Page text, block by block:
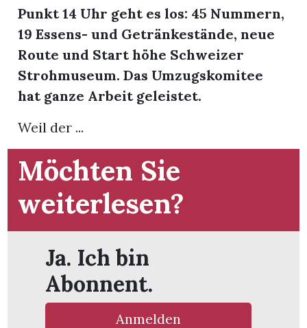
Punkt 14 Uhr geht es los: 45 Nummern,
19 Essens- und Getränkestände, neue
Route und Start höhe Schweizer
Strohmuseum. Das Umzugskomitee
hat ganze Arbeit geleistet.
Weil der ...
Möchten Sie
weiterlesen?
Ja. Ich bin
Abonnent.
Anmelden